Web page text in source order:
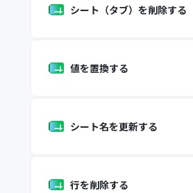
シート（タブ）を削除する
値を置換する
シート名を更新する
行を削除する